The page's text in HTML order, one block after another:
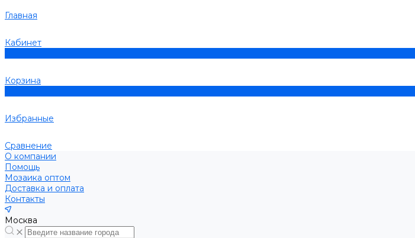
Главная
Кабинет
Корзина
Избранные
Сравнение
О компании
Помощь
Мозаика оптом
Доставка и оплата
Контакты
Москва